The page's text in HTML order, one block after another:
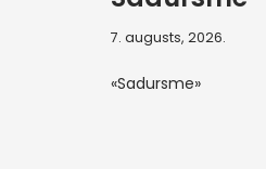
7. augusts, 2026.
«Sadursme»